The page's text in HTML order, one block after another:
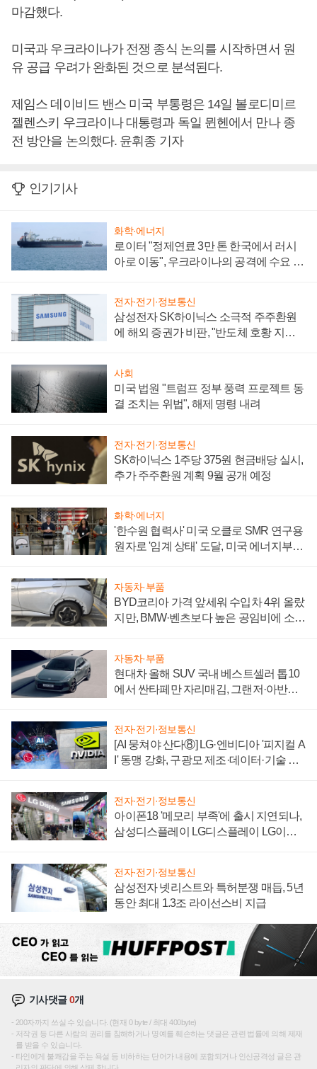
마감했다.
미국과 우크라이나가 전쟁 종식 논의를 시작하면서 원
유 공급 우려가 완화된 것으로 분석된다.
제임스 데이비드 밴스 미국 부통령은 14일 볼로디미르
젤렌스키 우크라이나 대통령과 독일 뮌헨에서 만나 종
전 방안을 논의했다. 윤휘종 기자
인기기사
화학·에너지
로이터 "정제연료 3만 톤 한국에서 러시
아로 이동", 우크라이나의 공격에 수요 늘
전자·전기·정보통신
삼성전자 SK하이닉스 소극적 주주환원
에 해외 증권가 비판, "반도체 호황 지속
사회
미국 법원 "트럼프 정부 풍력 프로젝트 동
결 조치는 위법", 해제 명령 내려
전자·전기·정보통신
SK하이닉스 1주당 375원 현금배당 실시,
추가 주주환원 계획 9월 공개 예정
화학·에너지
'한수원 협력사' 미국 오클로 SMR 연구용
원자로 '임계 상태' 도달, 미국 에너지부
자동차·부품
BYD코리아 가격 앞세워 수입차 4위 올랐
지만, BMW·벤츠보다 높은 공임비에 소비
자동차·부품
현대차 올해 SUV 국내 베스트셀러 톱10
에서 싼타페만 자리매김, 그랜저·아반떼
전자·전기·정보통신
[AI 뭉쳐야 산다⑧] LG·엔비디아 '피지컬 A
I' 동맹 강화, 구광모 제조·데이터·기술 결
전자·전기·정보통신
아이폰18 '메모리 부족'에 출시 지연되나,
삼성디스플레이 LG디스플레이 LG이노
전자·전기·정보통신
삼성전자 넷리스트와 특허분쟁 매듭, 5년
동안 최대 1.3조 라이선스비 지급
기사댓글0개
200자까지 쓰실 수 있습니다. (현재 0 byte / 최대 400byte)
저작권 등 다른 사람의 권리를 침해하거나 명예를 훼손하는 댓글은 관련 법률에 의해 제재
를 받을 수 있습니다.
타인에게 불쾌감을 주는 욕설 등 비하하는 단어가 내용에 포함되거나 인신공격성 글은 관